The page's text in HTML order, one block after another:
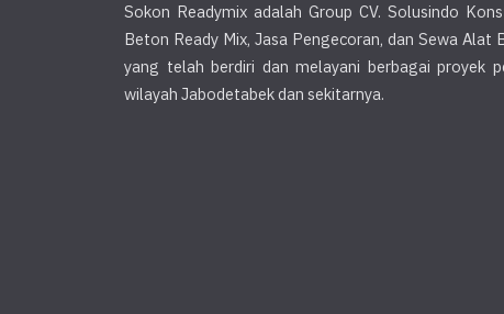
Sokon Readymix adalah Group CV. Solusindo
Beton Ready Mix, Jasa Pengecoran, dan Sewa Alat
yang telah berdiri dan melayani berbagai proyek
wilayah Jabodetabek dan sekitarnya.